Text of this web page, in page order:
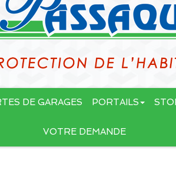
DE GARAGES PORTAILS
VOTRE DEMANDE